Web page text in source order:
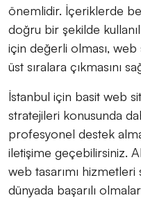
önemlidir. İçeriklerde
doğru bir şekilde
için değerli olması,
üst sıralara çıkmasını
İstanbul için basit web
stratejileri konusunda
profesyonel destek
iletişime geçebilirsiniz.
web tasarımı
dünyada başarılı